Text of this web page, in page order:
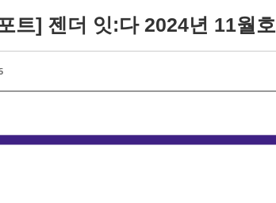
트] 젠더 잇:다 2024년 11월호